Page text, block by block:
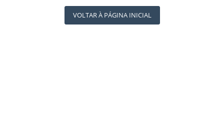
VOLTAR À PÁGINA INICIAL